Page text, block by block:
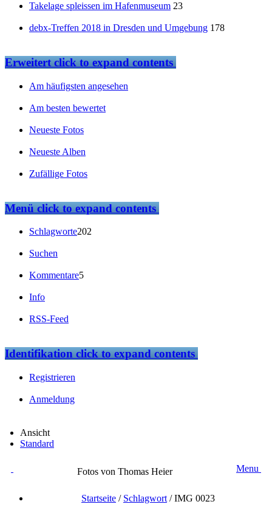
Takelage spleissen im Hafenmuseum 23
debx-Treffen 2018 in Dresden und Umgebung 178
Erweitertclick to expand contents
Am häufigsten angesehen
Am besten bewertet
Neueste Fotos
Neueste Alben
Zufällige Fotos
Menüclick to expand contents
Schlagworte202
Suchen
Kommentare5
Info
RSS-Feed
Identifikationclick to expand contents
Registrieren
Anmeldung
Ansicht
Standard
Fotos von Thomas Heier Menu
Startseite / Schlagwort /IMG 0023